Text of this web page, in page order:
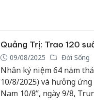
Quảng Trị: Trao 120
09/08/2025 Đời Sống
Nhân kỷ niệm 64 năm
10/8/2025) và hưởng
Nam 10/8”, ngày 9/8,